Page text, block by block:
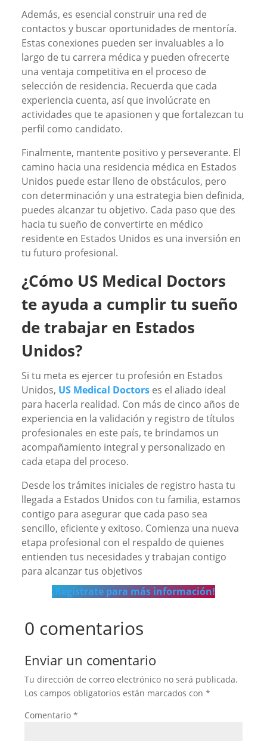
Además, es esencial construir una red de
contactos y buscar oportunidades de mentoría.
Estas conexiones pueden ser invaluables a lo
largo de tu carrera médica y pueden ofrecerte
una ventaja competitiva en el proceso de
selección de residencia. Recuerda que cada
experiencia cuenta, así que involúcrate en
actividades que te apasionen y que fortalezcan tu
perfil como candidato.
Finalmente, mantente positivo y perseverante. El
camino hacia una residencia médica en Estados
Unidos puede estar lleno de obstáculos, pero
con determinación y una estrategia bien definida,
puedes alcanzar tu objetivo. Cada paso que des
hacia tu sueño de convertirte en médico
residente en Estados Unidos es una inversión en
tu futuro profesional.
¿Cómo US Medical Doctors
te ayuda a cumplir tu sueño
de trabajar en Estados
Unidos?
Si tu meta es ejercer tu profesión en Estados
Unidos, US Medical Doctors es el aliado ideal
para hacerla realidad. Con más de cinco años de
experiencia en la validación y registro de títulos
profesionales en este país, te brindamos un
acompañamiento integral y personalizado en
cada etapa del proceso.
Desde los trámites iniciales de registro hasta tu
llegada a Estados Unidos con tu familia, estamos
contigo para asegurar que cada paso sea
sencillo, eficiente y exitoso. Comienza una nueva
etapa profesional con el respaldo de quienes
entienden tus necesidades y trabajan contigo
para alcanzar tus objetivos
¡Regístrate para más información!
0 comentarios
Enviar un comentario
Tu dirección de correo electrónico no será publicada.
Los campos obligatorios están marcados con*
Comentario*